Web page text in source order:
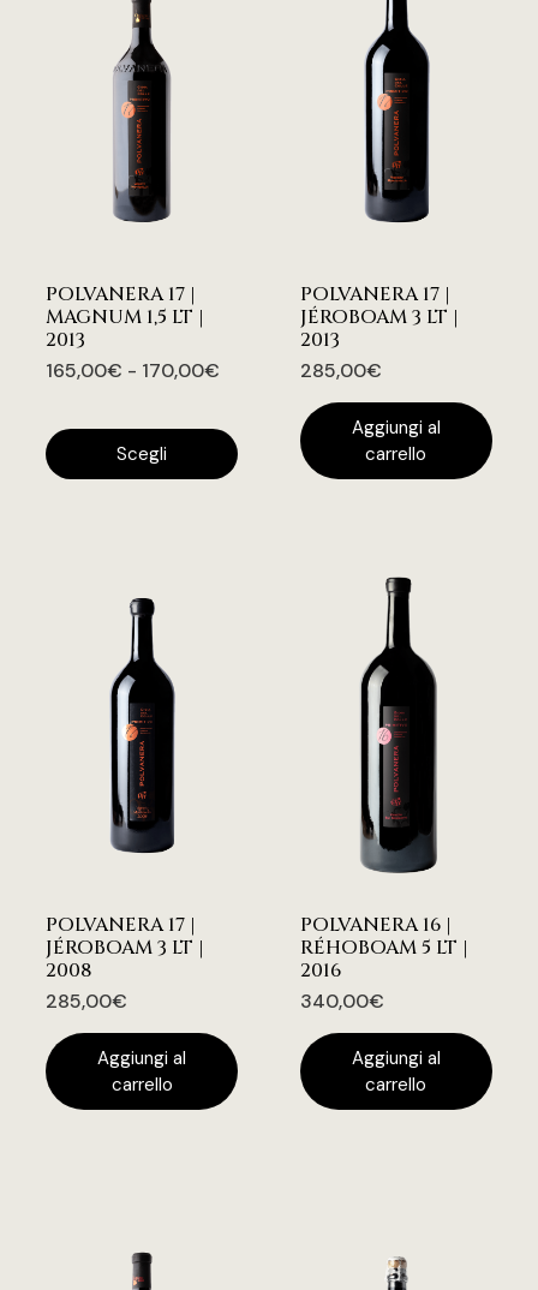
POLVANERA 17 |
MAGNUM 1,5 LT |
2013
165,00€ - 170,00€
Scegli
POLVANERA 17 |
JÉROBOAM 3 LT |
2013
285,00€
Aggiungi al
carrello
POLVANERA 17 |
JÉROBOAM 3 LT |
2008
285,00€
Aggiungi al
carrello
POLVANERA 16 |
RÉHOBOAM 5 LT |
2016
340,00€
Aggiungi al
carrello